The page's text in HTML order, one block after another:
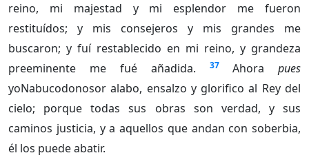
reino, mi majestad y mi esplendor me fueron
restituídos; y mis consejeros y mis grandes me
buscaron; y fuí restablecido en mi reino, y grandeza
preeminente me fué añadida.
37 Ahora pues
yoNabucodonosor alabo, ensalzo y glorifico al Rey del
cielo; porque todas sus obras son verdad, y sus
caminos justicia, y a aquellos que andan con soberbia,
él los puede abatir.